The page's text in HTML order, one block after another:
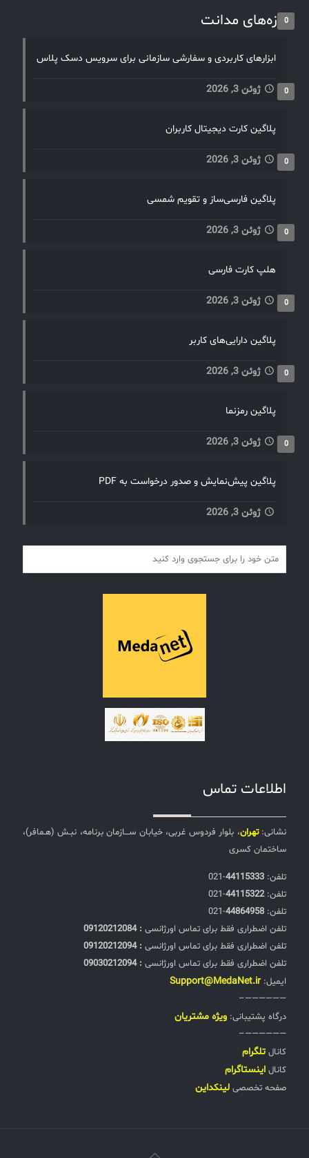
تازه‌های مدانت0
ابزارهای کاربردی و سفارشی سازمانی برای سرویس دسک پلاس
ژوئن 3, 2026 0
پلاگین کارت دیجیتال کاربران
ژوئن 3, 2026 0
پلاگین فارسی‌ساز و تقویم شمسی
ژوئن 3, 2026 0
هلپ کارت فارسی
ژوئن 3, 2026 0
پلاگین دارایی‌های کاربر
ژوئن 3, 2026 0
پلاگین رمزنما
ژوئن 3, 2026 0
پلاگین پیش‌نمایش و صدور درخواست به PDF
ژوئن 3, 2026
اطلاعات تماس
نشانی:تهران، بلوار فردوس غربی، خیابان ســـازمان برنامه، نبـش (هـمافر)،
ساختمان کسری
تلفن:‌ 44115333
-021
تلفن:‌44115322
-021
تلفن:‌ 44864958
-021
تلفن اضطراری فقط برای تماس اورژانسی : 09120212084
تلفن اضطراری فقط برای تماس اورژانسی : 09120212094
تلفن اضطراری فقط برای تماس اورژانسی : 09030212094
ایمیل: Support@MedaNet.ir
——————–
درگاه پشتیبانی: ويژه مشتریان
——————–
کانال تلگرام
کانال اینستاگرام
صفحه تخصصی لینکداین